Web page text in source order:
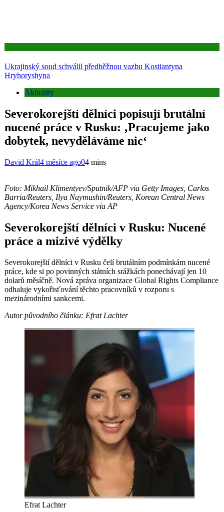
Ukrajinský soud schválil předběžnou vazbu Kostiantyna
Hryhoryshyna
Aktuality
Severokorejští dělníci popisují brutální
nucené práce v Rusku: ‚Pracujeme jako
dobytek, nevyděláváme nic‘
David Král4 měsíce ago04 mins
Foto: Mikhail Klimentyev/Sputnik/AFP via Getty Images, Carlos
Barria/Reuters, Ilya Naymushin/Reuters, Korean Central News
Agency/Korea News Service via AP
Severokorejští dělníci v Rusku: Nucené
práce a mizivé výdělky
Severokorejští dělníci v Rusku čelí brutálním podmínkám nucené
práce, kde si po povinných státních srážkách ponechávají jen 10
dolarů měsíčně. Nová zpráva organizace Global Rights Compliance
odhaluje vykořisťování těchto pracovníků v rozporu s
mezinárodními sankcemi.
Autor původního článku: Efrat Lachter
Efrat Lachter